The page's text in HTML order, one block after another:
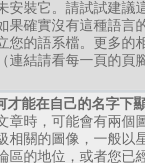
安裝它。請試試建議
果確實沒有這種語言
您的語系檔。更多的
連結請看每一頁的頁
才能在自己的名字下
章時，可能會有兩個
相關的圖像，一般以
區的地位，或者您已